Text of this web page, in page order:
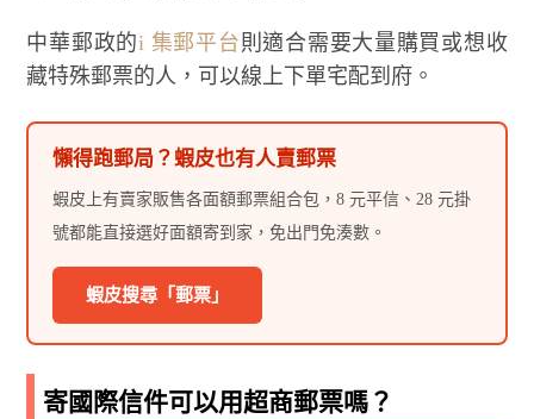
中華郵政的i 集郵平台則適合需要大量購買或想收
藏特殊郵票的人，可以線上下單宅配到府。
懶得跑郵局？蝦皮也有人賣郵票
蝦皮上有賣家販售各面額郵票組合包，8 元平信、28 元掛
號都能直接選好面額寄到家，免出門免湊數。
蝦皮搜尋「郵票」
寄國際信件可以用超商郵票嗎？